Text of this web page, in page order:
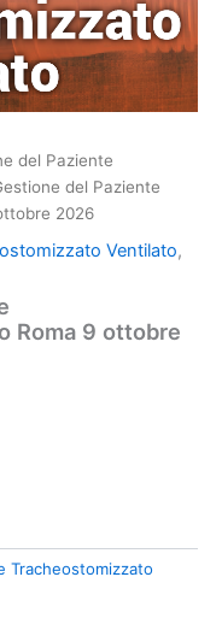
del Paziente
del Paziente
2026
Ventilato,
Roma 9 ottobre
Tracheostomizzato